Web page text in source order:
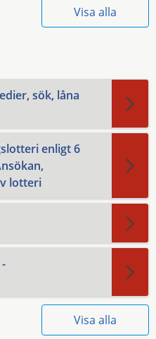
Visa alla
sök, låna
enligt 6
lotteri
Visa alla